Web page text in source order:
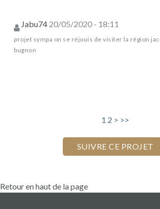
Jabu74 20/05/2020 - 18:11
projet sympa on se réjouis de visiter la région
bugnon
1 2 > >>
Retour en haut de la page